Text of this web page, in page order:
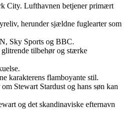
City. Lufthavnen betjener primært
herunder sjældne fuglearter som
Sky Sports og BBC.
tilbehør og stærke
karakterens flamboyante stil.
Stewart Stardust og hans søn kan
og det skandinaviske efternavn